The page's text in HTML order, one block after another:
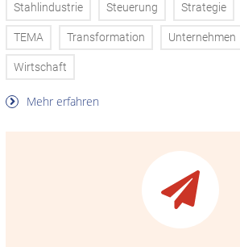
Stahlindustrie Steuerung Strategie
TEMA Transformation Unternehmen
Wirtschaft
Mehr erfahren